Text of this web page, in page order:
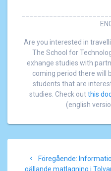
Are you interested in
The School for
exhange studies with
coming period there will
students that are
studies. Check outthis
(english
Föregående:
inlägg:
gällande matlagning i